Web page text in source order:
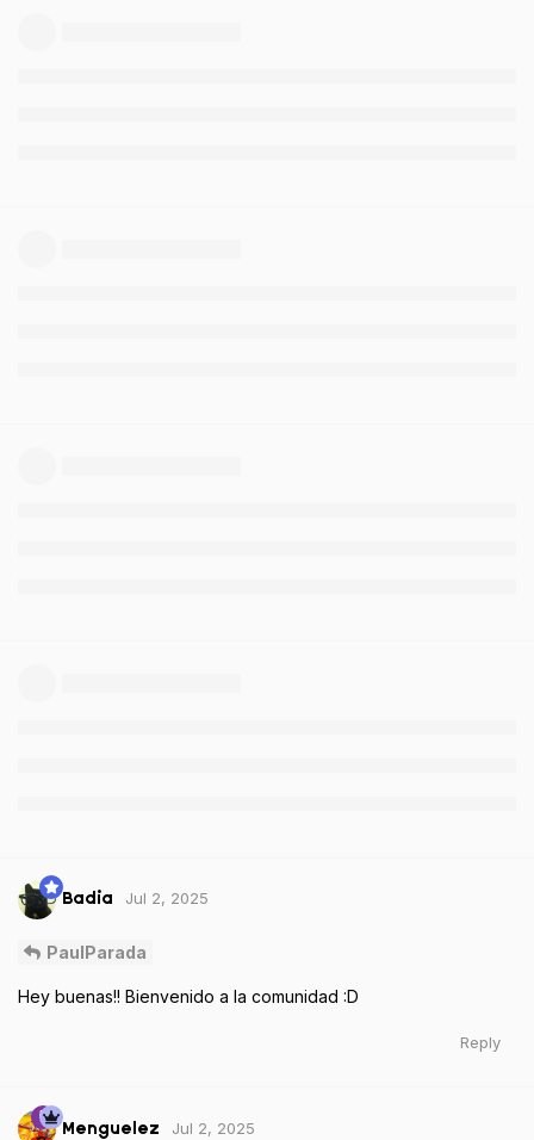
Badia Jul 2, 2025
PaulParada
Hey buenas!! Bienvenido a la comunidad :D
Reply
Menguelez Jul 2, 2025